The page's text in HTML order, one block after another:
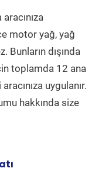
motor yağ, yağ
dışında
toplamda 12 ana
uygulanır.
hakkında size